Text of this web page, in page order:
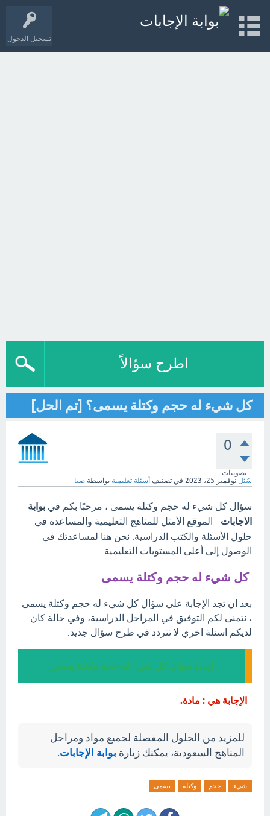
تسجيل الدخول
اطرح سؤالاً
كل شيء له حجم وكتلة يسمى؟ [تم الحل]
0
تصويتات
سُئل نوفمبر 25، 2023 في تصنيف أسئلة تعليمية بواسطة صبا
سؤال كل شيء له حجم وكتلة يسمى ، مرحبًا بكم في بوابة
الاجابات - الموقع الأمثل للمناهج التعليمية والمساعدة في
حلول الأسئلة والكتب الدراسية. نحن هنا لمساعدتك في
الوصول إلى أعلى المستويات التعليمية.
كل شيء له حجم وكتلة يسمى
بعد ان تجد الإجابة علي سؤال كل شيء له حجم وكتلة يسمى
، نتمنى لكم التوفيق في المراحل الدراسية، وفي حالة كان
لديكم اسئلة اخري لا تتردد في طرح سؤال جديد.
إجابة سؤال كل شيء له حجم وكتلة يسمى
الإجابة هي : مادة.
للمزيد من الحلول المفصلة لجميع مواد ومراحل
المناهج السعودية، يمكنك زيارة بوابة الإجابات.
شيء حجم وكتلة يسمى